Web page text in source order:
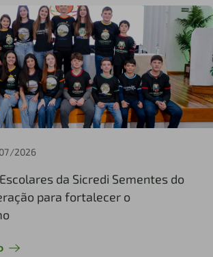
2026
da Sicredi Sementes do
para fortalecer o